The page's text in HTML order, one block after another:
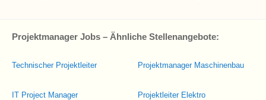
Projektmanager Jobs – Ähnliche Stellenangebote:
Technischer Projektleiter
IT Project Manager
Projektmanager Maschinenbau
Projektleiter Elektro